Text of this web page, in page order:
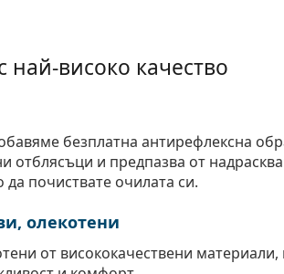
високо качество
безплатна антирефлексна
отблясъци и предпазва от
почиствате очилата си.
олекотени
от висококачествени материали,